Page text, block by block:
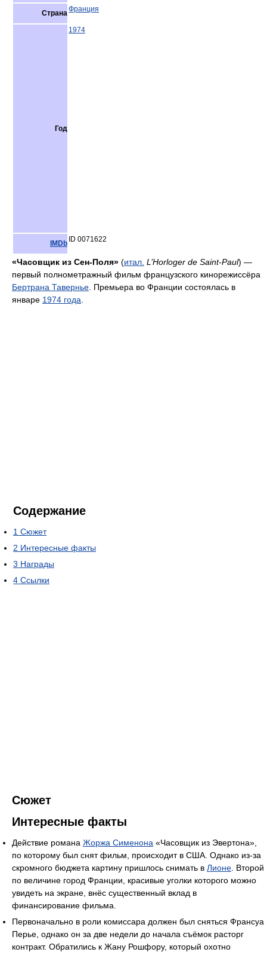
СтранаФранция
Год
1974
IMDb ID 0071622
«Часовщик из Сен-Поля» (итал. L’Horloger de Saint-Paul) —
первый полнометражный фильм французского кинорежиссёра
Бертрана Тавернье . Премьера во Франции состоялась в
январе 1974 года
Содержание
1 Сюжет
2 Интересные факты
3 Награды
4 Ссылки
Сюжет
Интересные факты
Действие романа Жоржа Сименона «Часовщик из Эвертона»,
по которому был снят фильм, происходит в США. Однако из-за
скромного бюджета картину пришлось снимать в Лионе . Второй
по величине город Франции, красивые уголки которого можно
увидеть на экране, внёс существенный вклад в
финансирование фильма.
Первоначально в роли комиссара должен был сняться Франсуа
Перье, однако он за две недели до начала съёмок расторг
контракт. Обратились к Жану Рошфору, который охотно